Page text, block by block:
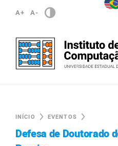
A+ A-
INÍCIO EVENTOS
Defesa de Doutorado